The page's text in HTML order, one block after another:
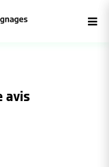
avis